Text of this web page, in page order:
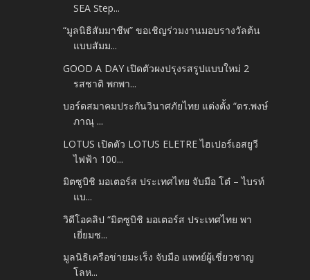
SEA Step...
“มูลนิธิสัมมาชีพ” ขอเชิญร่วมงานมอบรางวัลต้น
แบบสัมม...
GOOD A DAY เปิดตัวผงปรุงรสรูปแบบใหม่ 2
รสชาติ พกพา...
บอร์ดสมาคมประกันวินาศภัยไทย แต่งตั้ง “ดร.พงษ์
ภาณุ ...
LOTUS เปิดตัว LOTUS ELETRE ไฮเปอร์เอสยูวี
ไฟฟ้า 100...
มิตซูบิชิ มอเตอร์ส ประเทศไทย จับมือ โต๋ – ไบรท์
แบ...
วิดีโอคลิป “มิตซูบิชิ มอเตอร์ส ประเทศไทย พา
เยี่ยมช...
มูลนิธิเครือข่ายมะเร็ง จับมือ แพทย์ผู้เชี่ยวชาญ
โลห...